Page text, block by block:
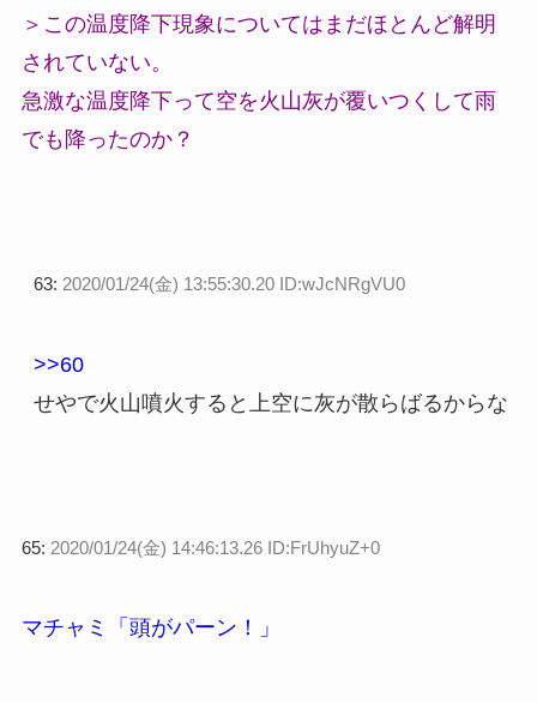
＞この温度降下現象についてはまだほとんど解明
されていない。
急激な温度降下って空を火山灰が覆いつくして雨
でも降ったのか？
63: 2020/01/24(金) 13:55:30.20 ID:wJcNRgVU0
>>60
せやで火山噴火すると上空に灰が散らばるからな
65: 2020/01/24(金) 14:46:13.26 ID:FrUhyuZ+0
マチャミ「頭がパーン！」